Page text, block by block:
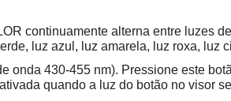
continuamente alterna entre
luz azul, luz amarela, luz roxa, luz
onda 430-455 nm). Pressione este
quando a luz do botão no visor